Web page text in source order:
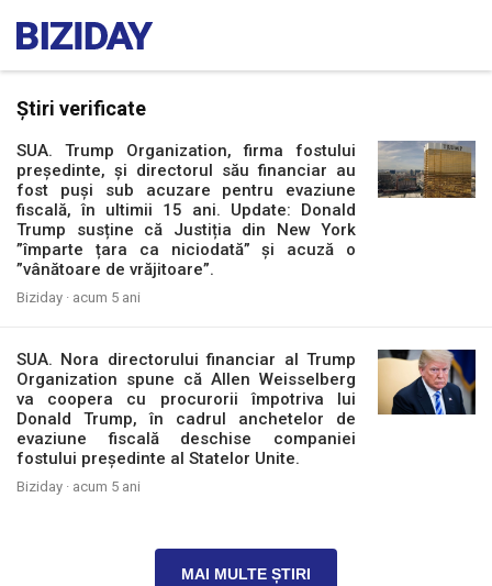
Știri verificate
SUA. Trump Organization, firma fostului
președinte, și directorul său financiar au
fost puși sub acuzare pentru evaziune
fiscală, în ultimii 15 ani. Update: Donald
Trump susține că Justiția din New York
”împarte țara ca niciodată” și acuză o
”vânătoare de vrăjitoare”.
Biziday · acum 5 ani
SUA. Nora directorului financiar al Trump
Organization spune că Allen Weisselberg
va coopera cu procurorii împotriva lui
Donald Trump, în cadrul anchetelor de
evaziune fiscală deschise companiei
fostului președinte al Statelor Unite.
Biziday · acum 5 ani
MAI MULTE ȘTIRI